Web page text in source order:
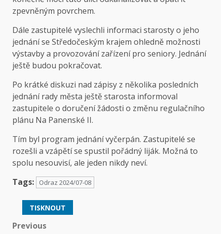
zpevněným povrchem.
Dále zastupitelé vyslechli informaci starosty o jeho
jednání se Středočeským krajem ohledně možnosti
výstavby a provozování zařízení pro seniory. Jednání
ještě budou pokračovat.
Po krátké diskuzi nad zápisy z několika posledních
jednání rady města ještě starosta informoval
zastupitele o doručení žádosti o změnu regulačního
plánu Na Panenské II.
Tím byl program jednání vyčerpán. Zastupitelé se
rozešli a vzápětí se spustil pořádný liják. Možná to
spolu nesouvisí, ale jeden nikdy neví.
Tags:
Odraz 2024/07-08
TISKNOUT
Post
Previous